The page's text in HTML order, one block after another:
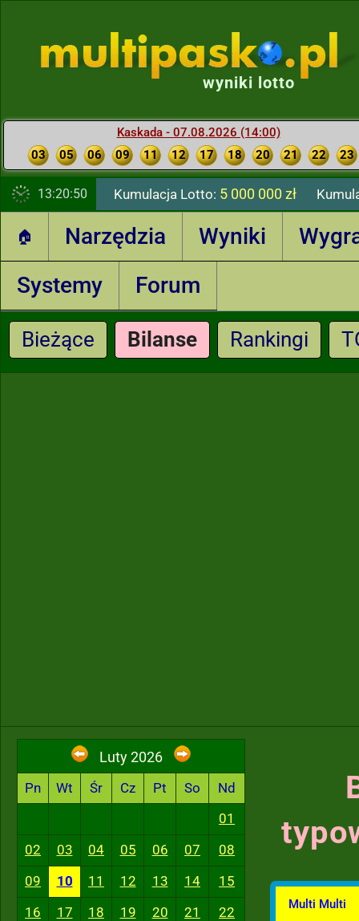
wyniki lotto
Kaskada - 07.08.2026 (14:00)
03
05 06 09 11 12 17 18 20 21 22 23
13:20:51 Kumulacja Lotto: 5 000 000 zł
🏠 Narzędzia Wyniki
Systemy
Forum
Bieżące Bilanse Rankingi
Luty 2026
Pn Wt Śr Cz Pt So
Nd
01
02
03 04 05 06 07
08
09
10 11 12 13 14
15
16
17 18 19 20 21
22
Multi Multi